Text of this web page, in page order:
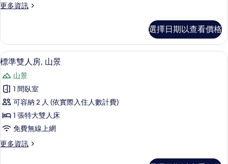
房
所
有
相
片
更多資訊
更
雙
人
房
詳
情
選擇日期以查看價格
顯
示
標
準
雙
人
山
標準雙人房, 山景 | 書桌、遮光布/窗
8
標準雙人房, 山景
山景
1 間臥室
可容納 2 人 (依實際入住人數計費)
1 張特大雙人床
免費無線上網
更多資訊
更